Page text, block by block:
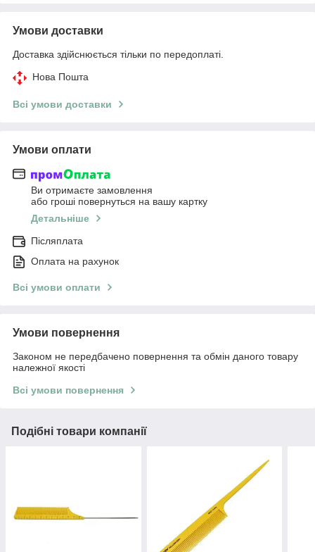
Умови доставки
Доставка здійснюється тільки по передоплаті.
Нова Пошта
Всі умови доставки
Умови оплати
Ви отримаєте замовлення
або гроші повернуться на вашу картку
Детальніше
Післяплата
Оплата на рахунок
Всі умови оплати
Умови повернення
Законом не передбачено повернення та обмін даного товару
належної якості
Всі умови повернення
Подібні товари компанії